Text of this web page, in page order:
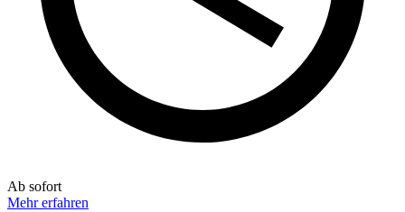
Ab sofort
Mehr erfahren